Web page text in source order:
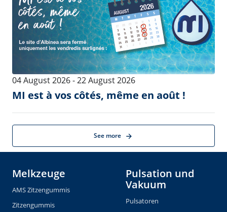
Melkstandautomatisierung
und
Reinigungslösungen
Melkplatzsteuerungen und
Milchmessgeräte
Milchmessgerät ACRsmart
MMV
Automatische
Spülbecher und
und Diagnostik
HerdenmanagementSoftware:
MyFarm
EXT Herdenmanagement
Software: UNIFORM-Agri
Präzisions-Landwirtschaft
Farm Services
Robot Peformance Service
Zitzengummisaustausch